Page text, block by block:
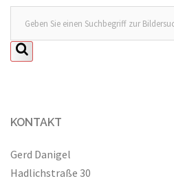
KONTAKT
Gerd Danigel
Hadlichstraße 30